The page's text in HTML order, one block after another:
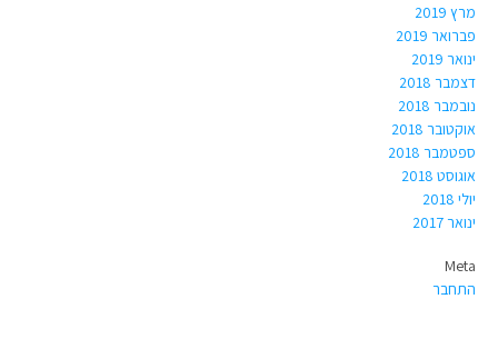
מרץ 2019
פברואר 2019
ינואר 2019
דצמבר 2018
נובמבר 2018
אוקטובר 2018
ספטמבר 2018
אוגוסט 2018
יולי 2018
ינואר 2017
Meta
התחבר